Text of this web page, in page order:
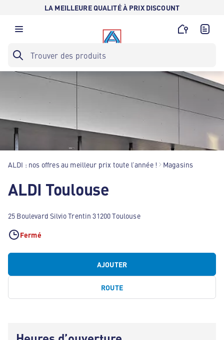
LA MEILLEURE QUALITÉ À PRIX DISCOUNT
ALDI : nos offres au meilleur prix toute l’année ! Magasins
ALDI Toulouse
25 Boulevard Silvio Trentin 31200 Toulouse
Fermé
AJOUTER
ROUTE